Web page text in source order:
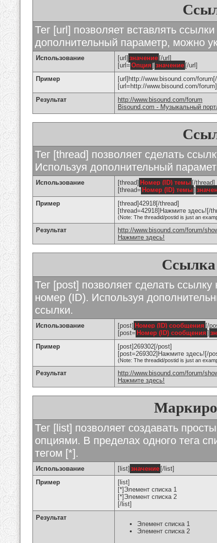
Тег [url] позволяет вставлять
дополнительный параметр, можно
Использование [url] значение [/url]
[url= Опция ] значение [/url]
Пример
[url]http://www.bisound.com/
[url=http://www.bisound.com/
Результат
http://www.bisound.com/forum
Bisound.com - Музыкальный
Тег [thread] позволяет сделать
Используя дополнительный
Использование [thread] Номер (ID) темы [/thread]
[thread= Номер (ID) темы]
Пример
[thread]42918[/thread]
[thread=42918]Нажмите здесь![/
(Note: The threadid/postid is just an
Результат
http://www.bisound.com/forum/
Нажмите здесь!
Ссылка
Тег [post] позволяет сделать
номер (ID). Используя
ссылки.
Использование [post] Номер (ID) сообщения [/
[post= Номер (ID) сообщения ]
Пример
[post]269302[/post]
[post=269302]Нажмите здесь![/
(Note: The threadid/postid is just an
Результат
http://www.bisound.com/forum/
Нажмите здесь!
Тег [list] позволяет создавать
опциями. В пределах одного тега
тегом [*].
Использование [list] значение [/list]
Пример
[list]
[*]Элемент списка 1
[*]Элемент списка 2
[/list]
Результат
Элемент списка 1
Элемент списка 2